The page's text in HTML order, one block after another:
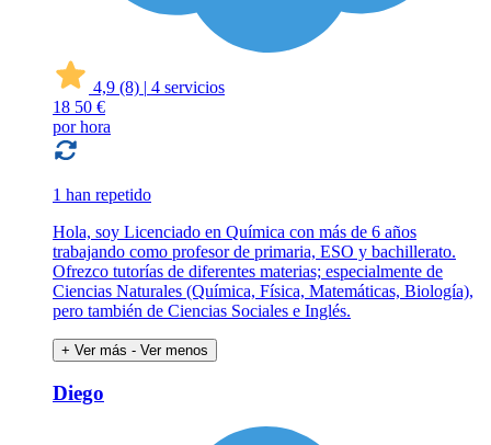
4,9 (8) | 4 servicios
18 50 €
por hora
1 han repetido
Hola, soy Licenciado en Química con más de 6 años
trabajando como profesor de primaria, ESO y bachillerato.
Ofrezco tutorías de diferentes materias; especialmente de
Ciencias Naturales (Química, Física, Matemáticas, Biología),
pero también de Ciencias Sociales e Inglés.
+ Ver más - Ver menos
Diego